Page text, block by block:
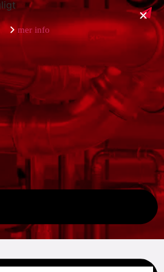
mer info